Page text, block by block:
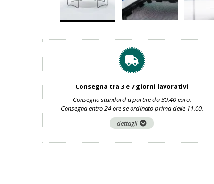
Consegna tra 3 e 7 giorni lavorativi
Consegna standard a partire da 30.40 euro.
Consegna entro 24 ore se ordinato prima delle 11.00.
dettagli